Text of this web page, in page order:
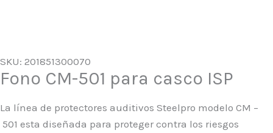
SKU: 201851300070
Fono CM-501 para casco ISP
La línea de protectores auditivos Steelpro modelo CM –
501 esta diseñada para proteger contra los riesgos